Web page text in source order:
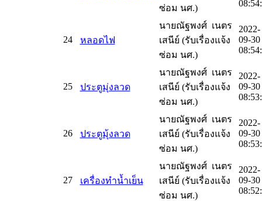
ซ่อม นศ.)
24 หลอดไฟ
นายณัฐพงศ์ เนตร
เสนีย์ (รับเรื่องแจ้ง
ซ่อม นศ.)
2022-
09-30
25 ประตูมุ่งลวด
นายณัฐพงศ์ เนตร
เสนีย์ (รับเรื่องแจ้ง
ซ่อม นศ.)
2022-
09-30
26 ประตูมุ้งลวด
นายณัฐพงศ์ เนตร
เสนีย์ (รับเรื่องแจ้ง
ซ่อม นศ.)
2022-
09-30
27 เครื่องทำน้ำเย็น
นายณัฐพงศ์ เนตร
เสนีย์ (รับเรื่องแจ้ง
ซ่อม นศ.)
2022-
09-30